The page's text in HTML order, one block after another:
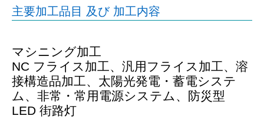
主要加工品目 及び 加工内容
マシニング加工
NC フライス加工、汎用フライス加工、溶
接構造品加工、太陽光発電・蓄電システ
ム、非常・常用電源システム、防災型
LED 街路灯